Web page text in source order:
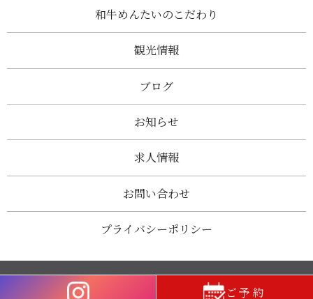
ご予約
和牛めんたいのこだわり
観光情報
ブログ
お知らせ
求人情報
お問い合わせ
プライバシーポリシー
Copyright © 和牛めんたい 神楽 太宰府店 All Rights Reserved.